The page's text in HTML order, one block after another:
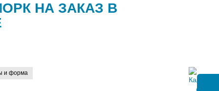
НА ЗАКАЗ В
и форма